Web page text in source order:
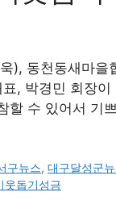
동천동새마을
, 박경민 회장
수 있어서 기
구뉴스,대구달성군
웃돕기성금